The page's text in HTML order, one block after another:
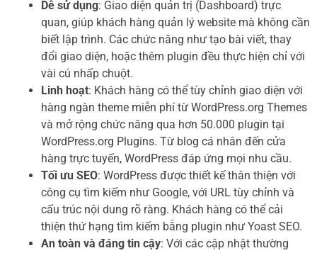
Dễ sử dụng: Giao diện quản trị (Dashboard) trực
quan, giúp khách hàng quản lý website mà không cần
biết lập trình. Các chức năng như tạo bài viết, thay
đổi giao diện, hoặc thêm plugin đều thực hiện chỉ với
vài cú nhấp chuột.
Linh hoạt: Khách hàng có thể tùy chỉnh giao diện với
hàng ngàn theme miễn phí từ WordPress.org Themes
và mở rộng chức năng qua hơn 50.000 plugin tại
WordPress.org Plugins. Từ blog cá nhân đến cửa
hàng trực tuyến, WordPress đáp ứng mọi nhu cầu.
Tối ưu SEO: WordPress được thiết kế thân thiện với
công cụ tìm kiếm như Google, với URL tùy chỉnh và
cấu trúc nội dung rõ ràng. Khách hàng có thể cải
thiện thứ hạng tìm kiếm bằng plugin như Yoast SEO.
An toàn và đáng tin cậy: Với các cập nhật thường